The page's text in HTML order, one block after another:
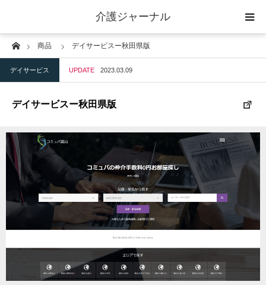
介護ジャーナル
Home商品 デイサービスー秋田県版
デイサービス UPDATE 2023.03.09
デイサービスー秋田県版
ケアプラン作成
訪問
短期入所
訪問＋通い＋宿泊
施設
地域密着型小規模施設